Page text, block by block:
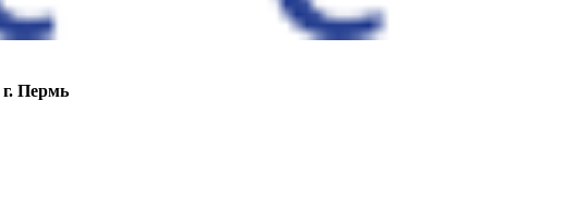
г. Пермь